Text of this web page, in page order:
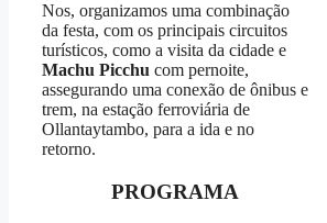
Nos, organizamos uma combinação
da festa, com os principais circuitos
turísticos, como a visita da cidade e
Machu Picchu com pernoite,
assegurando uma conexão de ônibus e
trem, na estação ferroviária de
Ollantaytambo, para a ida e no
retorno.
PROGRAMA